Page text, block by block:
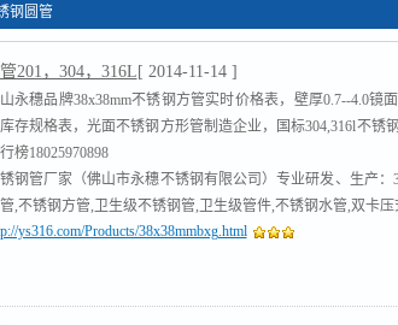
钢圆管
201，304，316L[ 2014-11-14 ]
永穗品牌38x38mm不锈钢方管实时价格表，壁厚0.7--4.0镜
存规格表，光面不锈钢方形管制造企业，国标304,316l不锈
榜18025970898
钢管厂家（佛山市永穗不锈钢有限公司）专业研发、生产：
,不锈钢方管,卫生级不锈钢管,卫生级管件,不锈钢水管,双卡
钢圆管,沟槽式管件,不锈钢工业流体管 [查看]
ys316.com/Products/38x38mmbxg.html